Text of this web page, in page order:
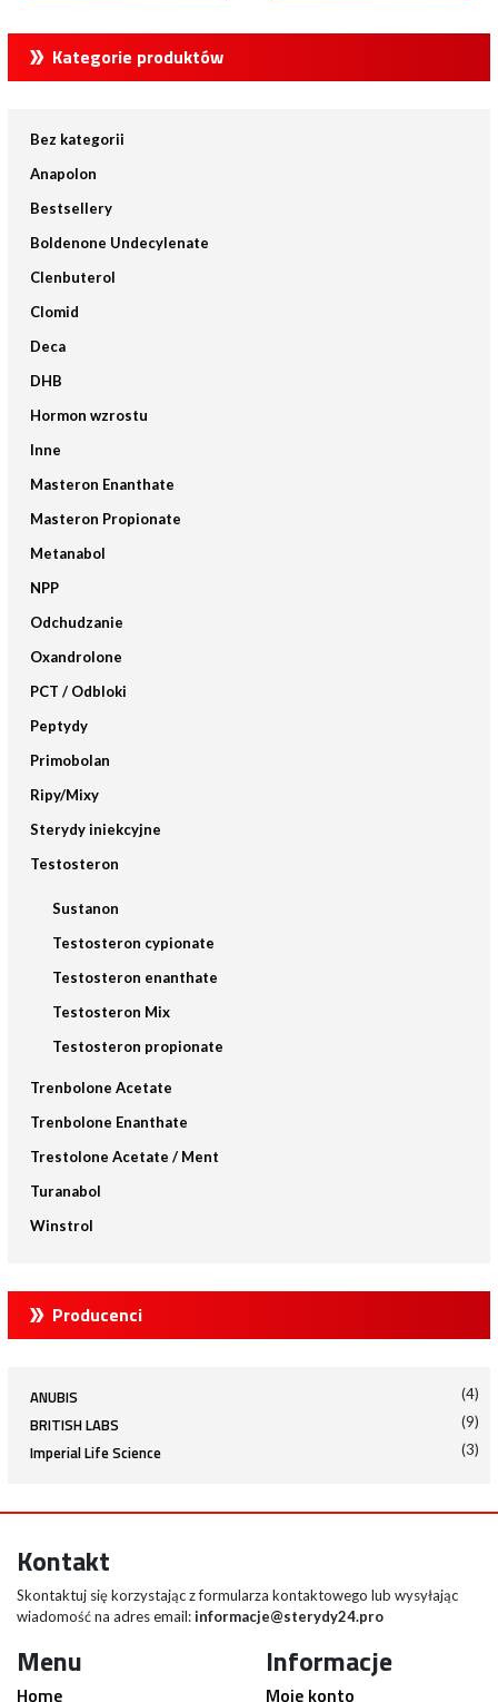
Kategorie produktów
Bez kategorii
Anapolon
Bestsellery
Boldenone Undecylenate
Clenbuterol
Clomid
Deca
DHB
Hormon wzrostu
Inne
Masteron Enanthate
Masteron Propionate
Metanabol
NPP
Odchudzanie
Oxandrolone
PCT / Odbloki
Peptydy
Primobolan
Ripy/Mixy
Sterydy iniekcyjne
Testosteron
Sustanon
Testosteron cypionate
Testosteron enanthate
Testosteron Mix
Testosteron propionate
Trenbolone Acetate
Trenbolone Enanthate
Trestolone Acetate / Ment
Turanabol
Winstrol
Producenci
ANUBIS (4)
BRITISH LABS (9)
Imperial Life Science (3)
Kontakt
Skontaktuj się korzystając z formularza kontaktowego lub wysyłając
wiadomość na adres email:informacje@sterydy24.pro
Menu
Home
Informacje
Moje konto